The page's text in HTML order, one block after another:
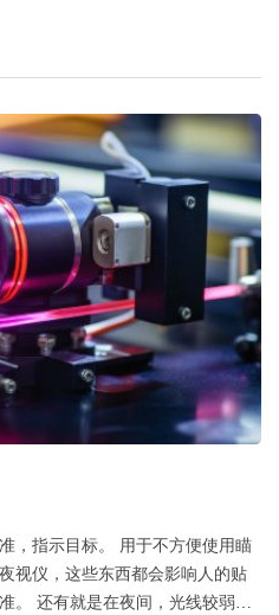
，指示目标。 用于不方便使用瞄
视仪，这些东西都会影响人的贴
。 还有就是在夜间，光线较弱的